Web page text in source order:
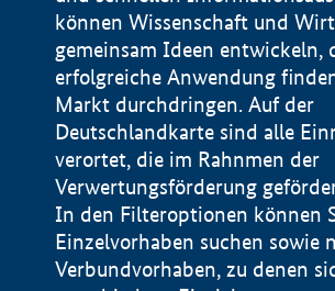
können Wissenschaft und
gemeinsam Ideen entwickeln,
erfolgreiche Anwendung
Markt durchdringen. Auf der
Deutschlandkarte sind alle
verortet, die im Rahnmen der
Verwertungsförderung
In den Filteroptionen können
Einzelvorhaben suchen sowie
Verbundvorhaben, zu denen